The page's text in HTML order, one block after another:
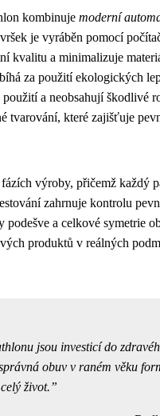
kombinuje moderní
je vyráběn pomocí
kvalitu a minimalizuje
za použití ekologických
a neobsahují škodlivé
tvarování, které zajišťuje
výroby, přičemž každý
zahrnuje kontrolu
a celkové symetrie
produktů v reálných
jsou investicí do
obuv v raném věku
život.